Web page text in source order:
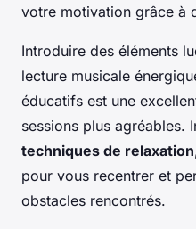
votre motivation grâce à
Introduire des éléments
lecture musicale
éducatifs est une
sessions plus agréables.
techniques de relaxation
pour vous recentrer et
obstacles rencontrés.